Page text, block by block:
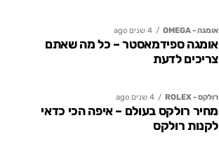
אומגה - OMEGA 4 שנים ago
אומגה ספידמאסטר – כל מה שאתם
צריכים לדעת
רולקס - ROLEX 4 שנים ago
מחיר רולקס בעולם – איפה הכי כדאי
לקנות רולקס